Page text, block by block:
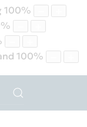
100%
%
100%